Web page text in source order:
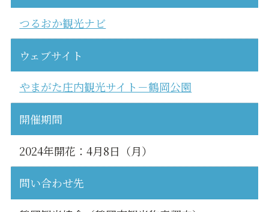
つるおか観光ナビ
ウェブサイト
やまがた庄内観光サイト－鶴岡公園
開催期間
2024年開花：4月8日（月）
問い合わせ先